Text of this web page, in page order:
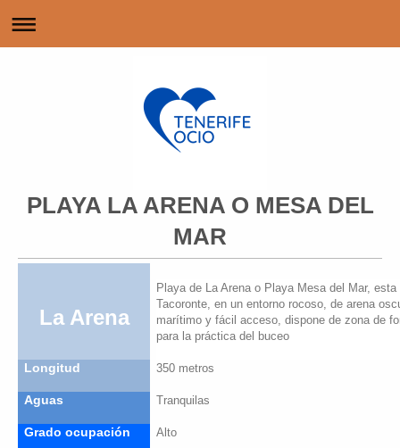
PLAYA LA ARENA O MESA DEL
MAR
La Arena
Playa de La Arena o Playa Mesa del Mar,
Tacoronte, en un entorno rocoso, de arena
marítimo y fácil acceso, dispone de zona de
para la práctica del buceo
Longitud 350 metros
Aguas Tranquilas
Grado ocupación Alto